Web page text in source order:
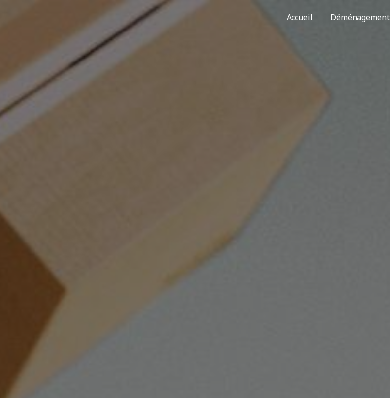
Accueil Déménagement
Panneau de gestion des cookies